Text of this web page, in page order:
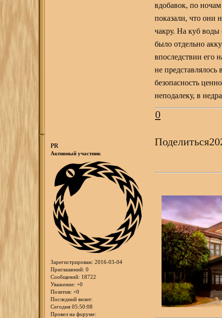
вдобавок, по ночам
показали, что
чакру. На куб
было отдельно
впоследствии его
не
безопасность
неподалеку, в
0
Поделиться
PR
Активный участник
Зарегистрирован: 2016-03-04
Приглашений: 0
Сообщений: 18722
Уважение: +0
Позитив: +0
Последний визит:
Сегодня 05:50:08
Провел на форуме: